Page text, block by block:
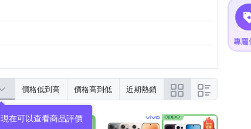
價格低到高 價格高到低 近期熱銷
現在可以查看商品評價